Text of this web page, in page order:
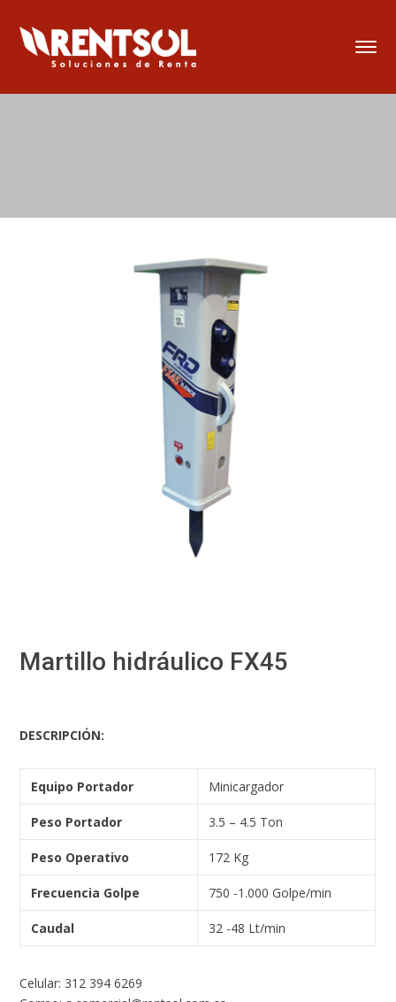
Martillo hidráulico FX45
DESCRIPCIÓN:
Equipo Portador Minicargador
Peso Portador 3.5 – 4.5 Ton
Peso Operativo 172 Kg
Frecuencia Golpe 750 -1.000 Golpe/min
Caudal 32 -48 Lt/min
Celular: 312 394 6269